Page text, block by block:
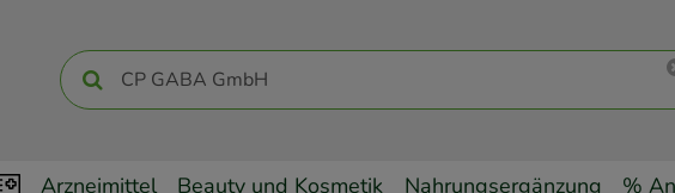
Arzneimittel Beauty und Kosmetik Nahrungsergänzung %